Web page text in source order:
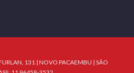
131 | NOVO PACAEMBU | SÃO